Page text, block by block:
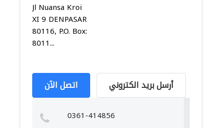
Jl Nuansa Kroi
XI 9 DENPASAR
80116, P.O. Box:
8011...
اتصل الآن أرسل بريد الكتروني
0361-414856